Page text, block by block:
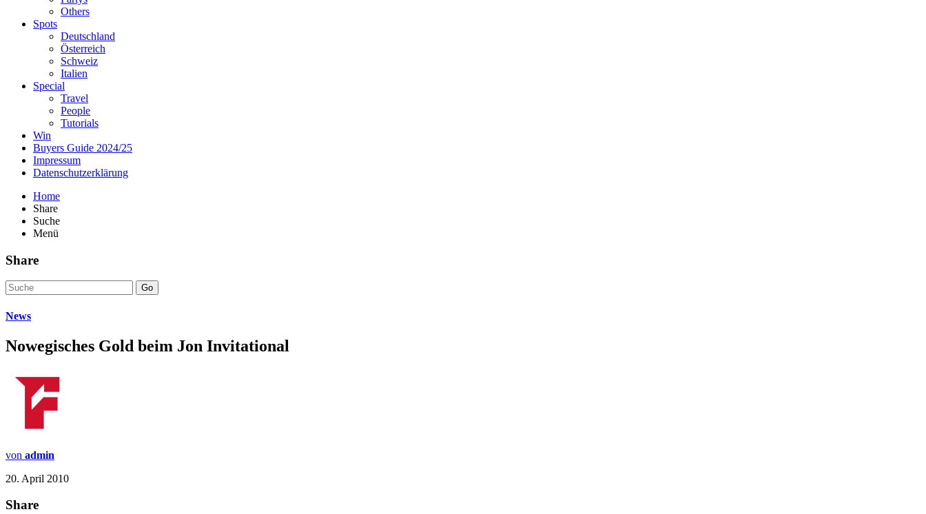
Others
Spots
Deutschland
Österreich
Schweiz
Italien
Special
Travel
People
Tutorials
Win
Buyers Guide 2024/25
Impressum
Datenschutzerklärung
Home
Share
Suche
Menü
Share
Go
News
Nowegisches Gold beim Jon Invitational
von admin
20. April 2010
Share